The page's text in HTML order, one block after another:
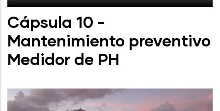
Cápsula 10 -
Mantenimiento preventivo
Medidor de PH